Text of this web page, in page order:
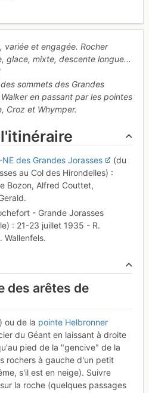
variée et engagée. Rocher
glace, mixte, descente longue...
sommets des Grandes
en passant par les pointes
Croz et Whymper.
des Grandes Jorasses
(du
au Col des Hirondelles) :
Bozon, Alfred Couttet,
- Grande Jorasses
: 21-23 juillet 1935 - R.
Wallenfels.
des arêtes de
ou de la pointe Helbronner
du Géant en laissant à droite
pied de la "gencive" de la
rochers à gauche d'un petit
s'il est en neige). Suivre
la roche (quelques passages